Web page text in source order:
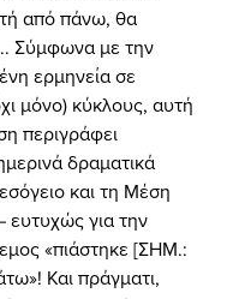
από πάνω, θα
Σύμφωνα με την
ερμηνεία σε
μόνο) κύκλους, αυτή
περιγράφει
δραματικά
και τη Μέση
για την
«πιάστηκε [ΣΗΜ.:
Και πράγματι,